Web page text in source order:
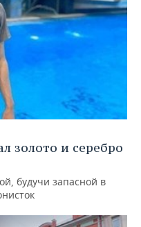
золото и серебро
будучи запасной в